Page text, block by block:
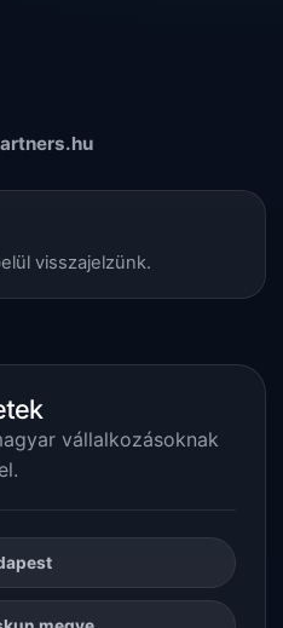
visszajelzünk.
vállalkozásoknak